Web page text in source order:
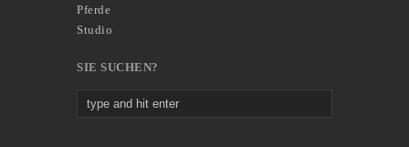
Pferde
Studio
SIE SUCHEN?